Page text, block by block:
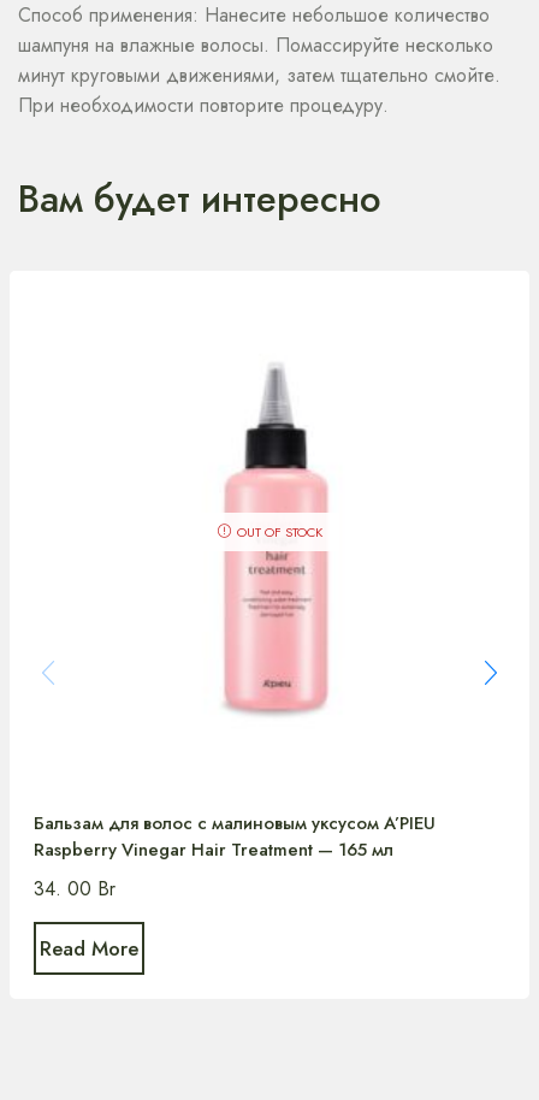
Способ применения: Нанесите небольшое количество
шампуня на влажные волосы. Помассируйте несколько
минут круговыми движениями, затем тщательно смойте.
При необходимости повторите процедуру.
Вам будет интересно
OUT OF STOCK
Бальзам для волос с малиновым уксусом A’PIEU
Raspberry Vinegar Hair Treatment — 165 мл
34. 00 Br
Read More